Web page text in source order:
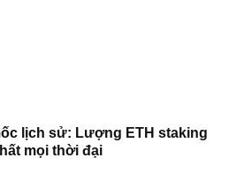
lịch sử: Lượng ETH staking
mọi thời đại